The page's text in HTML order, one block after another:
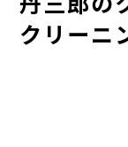
ククリーニ